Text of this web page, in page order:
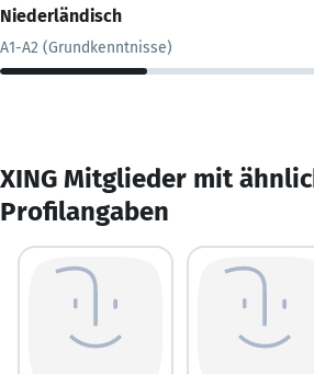
Niederländisch
A1-A2 (Grundkenntnisse)
XING Mitglieder mit
Profilangaben